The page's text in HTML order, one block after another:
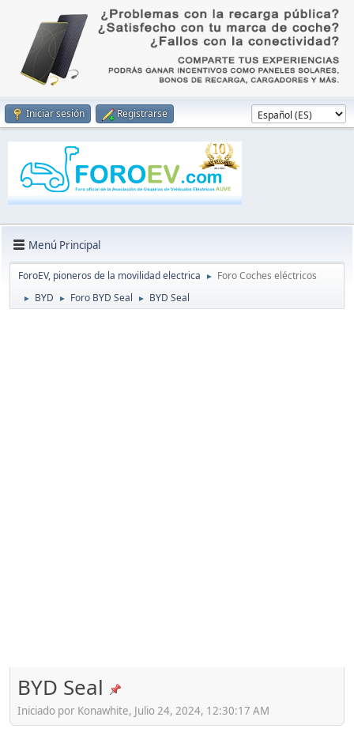
Iniciar sesión Registrarse
Menú Principal
ForoEV, pioneros de la movilidad electrica ► Foro Coches eléctricos
► BYD ► Foro BYD Seal ► BYD Seal
BYD Seal
Iniciado por Konawhite, Julio 24, 2024, 12:30:17 AM